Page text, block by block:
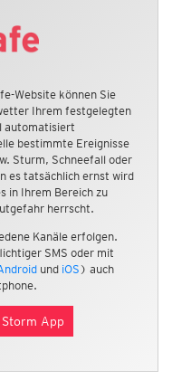
Website können Sie
Ihrem festgelegten
automatisiert
bestimmte Ereignisse
Sturm, Schneefall oder
es tatsächlich ernst wird
in Ihrem Bereich zu
herrscht.
Kanäle erfolgen.
SMS oder mit
und iOS ) auch
App